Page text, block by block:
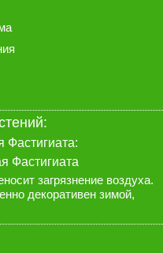
Фастигиата:
загрязнение воздуха.
декоративен зимой,